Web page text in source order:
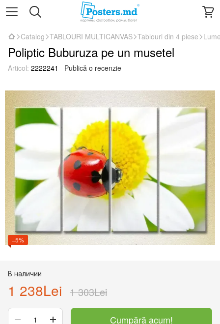
Catalog TABLOURI MULTICANVAS Tablouri din 4 piese
Poliptic Buburuza pe un musetel
Articol: 2222241 Publică o recenzie
−5%
В наличии
1 238Lei 1 303Lei
Cumpără acum!